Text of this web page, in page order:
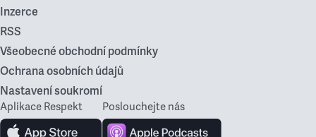
Inzerce
RSS
Všeobecné obchodní podmínky
Ochrana osobních údajů
Nastavení soukromí
Aplikace Respekt Poslouchejte nás